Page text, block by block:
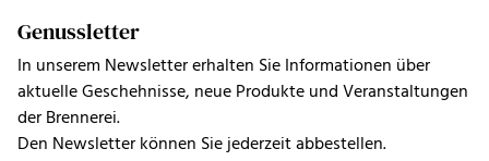
Genussletter
In unserem Newsletter erhalten Sie Informationen über
aktuelle Geschehnisse, neue Produkte und Veranstaltungen
der Brennerei.
Den Newsletter können Sie jederzeit abbestellen.